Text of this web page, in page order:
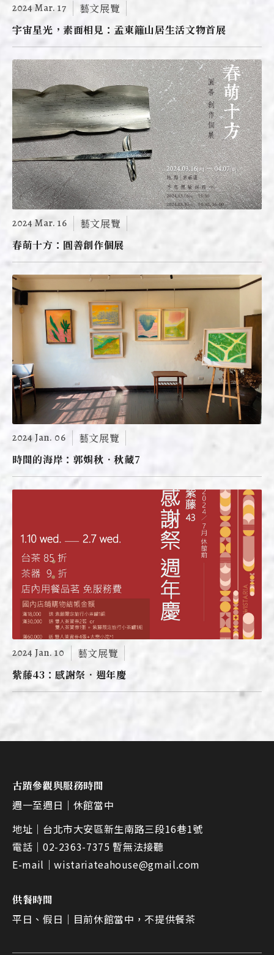
2024 Mar. 17
藝文展覽
宇宙星光，素面相見：孟東籬山居生活文物首展
2024 Mar. 16
藝文展覽
春萌十方：圓善創作個展
2024 Jan. 06
藝文展覽
時間的海岸：郭娟秋．秋藏7
2024 Jan. 10
藝文展覽
紫藤43：感謝祭．週年慶
古蹟參觀與服務時間
週一至週日｜ 休館當中
地址｜ 台北市大安區新生南路三段16巷1號
電話｜ 02-2363-7375 暫無法接聽
E-mail｜wistariateahouse@gmail.com
供餐時間
平日、假日｜ 目前休館當中，不提供餐茶